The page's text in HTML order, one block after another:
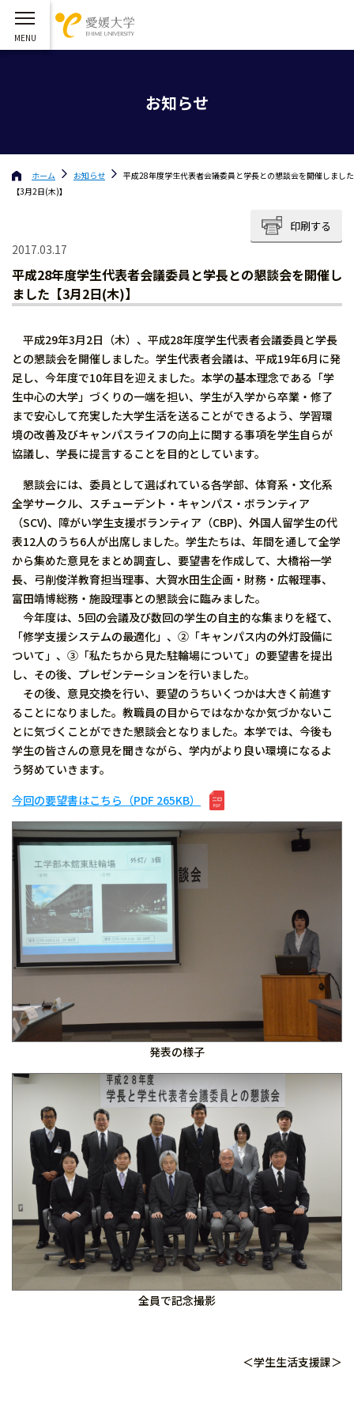
お知らせ
ホーム お知らせ
平成28年度学生代表者会議委員と学長との懇談会を開催しました
【3月2日(木)】
印刷する
2017.03.17
平成28年度学生代表者会議委員と学長との懇談会を開催し
ました【3月2日(木)】
平成29年3月2日（木）、平成28年度学生代表者会議委員と学長
との懇談会を開催しました。学生代表者会議は、平成19年6月に発
足し、今年度で10年目を迎えました。本学の基本理念である「学
生中心の大学」づくりの一端を担い、学生が入学から卒業・修了
まで安心して充実した大学生活を送ることができるよう、学習環
境の改善及びキャンパスライフの向上に関する事項を学生自らが
協議し、学長に提言することを目的としています。
懇談会には、委員として選ばれている各学部、体育系・文化系
全学サークル、スチューデント・キャンパス・ボランティア
（SCV)、障がい学生支援ボランティア（CBP)、外国人留学生の代
表12人のうち6人が出席しました。学生たちは、年間を通して全学
から集めた意見をまとめ調査し、要望書を作成して、大橋裕一学
長、弓削俊洋教育担当理事、大賀水田生企画・財務・広報理事、
富田靖博総務・施設理事との懇談会に臨みました。
今年度は、5回の会議及び数回の学生の自主的な集まりを経て、
「修学支援システムの最適化」、②「キャンパス内の外灯設備に
ついて」、③「私たちから見た駐輪場について」の要望書を提出
し、その後、プレゼンテーションを行いました。
その後、意見交換を行い、要望のうちいくつかは大きく前進す
ることになりました。教職員の目からではなかなか気づかないこ
とに気づくことができた懇談会となりました。本学では、今後も
学生の皆さんの意見を聞きながら、学内がより良い環境になるよ
う努めていきます。
今回の要望書はこちら（PDF 265KB）
発表の様子
全員で記念撮影
＜学生生活支援課＞